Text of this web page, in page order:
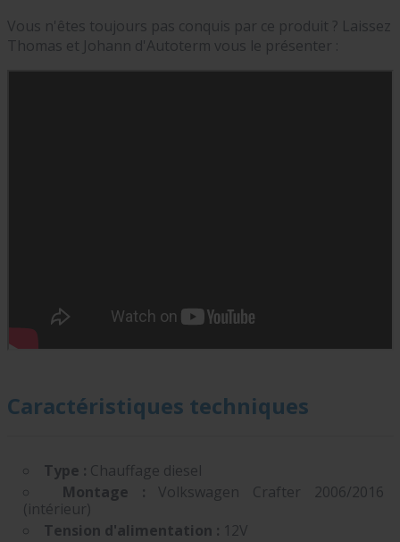
Vous n'êtes toujours pas conquis par ce produit ? Laissez
Thomas et Johann d'Autoterm vous le présenter :
Caractéristiques techniques
Type : Chauffage diesel
Montage : Volkswagen Crafter 2006/2016
(intérieur)
Tension d'alimentation : 12V